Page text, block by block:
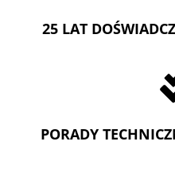
25 LAT
PORADY